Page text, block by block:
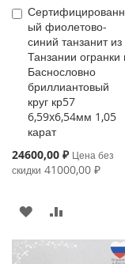
Сертифицированн
ый фиолетово-
синий танзанит из
Танзании огранки
Баснословно
бриллиантовый
круг кр57
6,59x6,54мм 1,05
карат
Special
24600,00 ₽ Цена без
скидки 41000,00 ₽
Купить
В
ИЗБРАННОЕ